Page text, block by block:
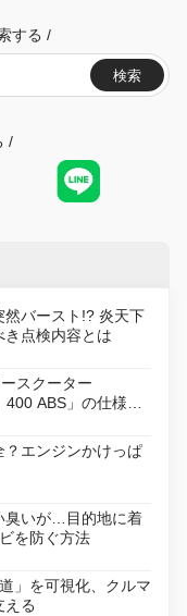
する /
検索
/
バースト!? 炎天下
点検内容とは
スクーター
400 ABS」の仕様を
エンジンかけっぱ
臭いが…目的地に着
を防ぐ方法
」を可視化、クルマ
える